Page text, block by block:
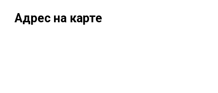
Адрес на карте